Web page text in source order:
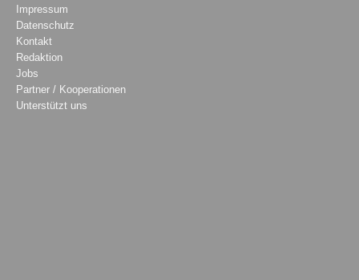
Impressum
Datenschutz
Kontakt
Redaktion
Jobs
Partner / Kooperationen
Unterstützt uns